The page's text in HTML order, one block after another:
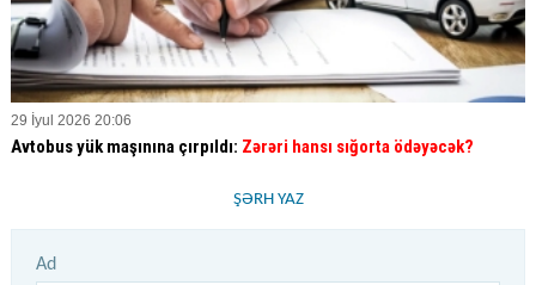
29 İyul 2026 20:06
Avtobus yük maşınına çırpıldı: Zərəri hansı sığorta ödəyəcək?
ŞƏRH YAZ
Ad